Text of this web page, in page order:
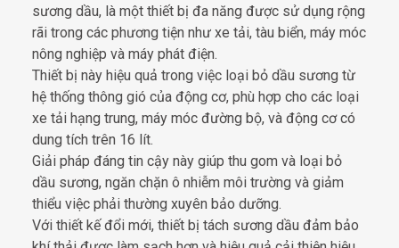
sương dầu, là một thiết bị đa năng được sử dụng rộng
rãi trong các phương tiện như xe tải, tàu biển, máy móc
nông nghiệp và máy phát điện.
Thiết bị này hiệu quả trong việc loại bỏ dầu sương từ
hệ thống thông gió của động cơ, phù hợp cho các loại
xe tải hạng trung, máy móc đường bộ, và động cơ có
dung tích trên 16 lít.
Giải pháp đáng tin cậy này giúp thu gom và loại bỏ
dầu sương, ngăn chặn ô nhiễm môi trường và giảm
thiểu việc phải thường xuyên bảo dưỡng.
Với thiết kế đổi mới, thiết bị tách sương dầu đảm bảo